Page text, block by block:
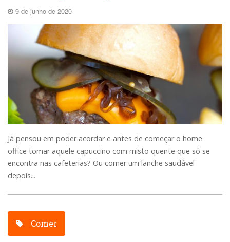
9 de junho de 2020
Já pensou em poder acordar e antes de começar o home
office tomar aquele capuccino com misto quente que só se
encontra nas cafeterias? Ou comer um lanche saudável
depois...
Comer